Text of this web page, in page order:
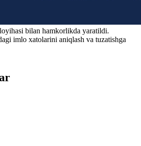
loyihasi bilan hamkorlikda yaratildi.
imlo xatolarini aniqlash va tuzatishga